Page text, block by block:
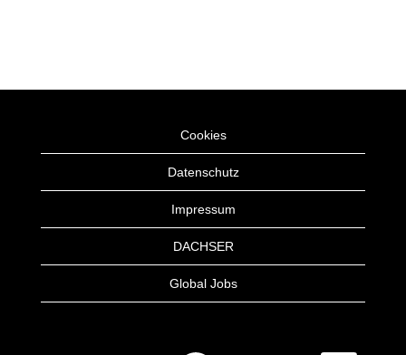
Cookies
Datenschutz
Impressum
DACHSER
Global Jobs